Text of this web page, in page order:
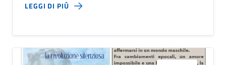
LEGGI DI PIÙ